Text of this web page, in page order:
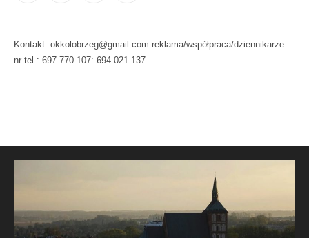
Kontakt: okkolobrzeg@gmail.com reklama/współpraca/dziennikarze:
nr tel.: 697 770 107: 694 021 137